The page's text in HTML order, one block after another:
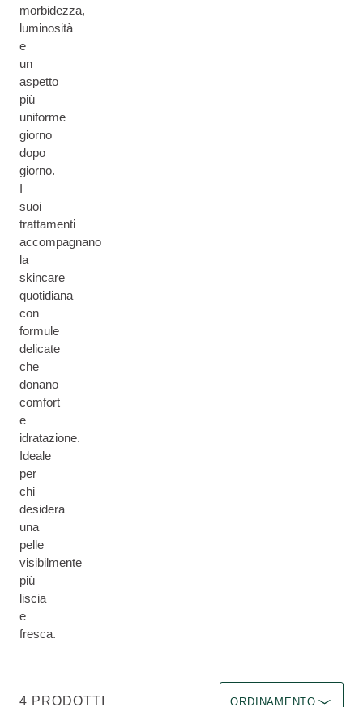
morbidezza,
luminosità
e
un
aspetto
più
uniforme
giorno
dopo
giorno.
I
suoi
trattamenti
accompagnano
la
skincare
quotidiana
con
formule
delicate
che
donano
comfort
e
idratazione.
Ideale
per
chi
desidera
una
pelle
visibilmente
più
liscia
e
fresca.
4 PRODOTTI ORDINAMENTO